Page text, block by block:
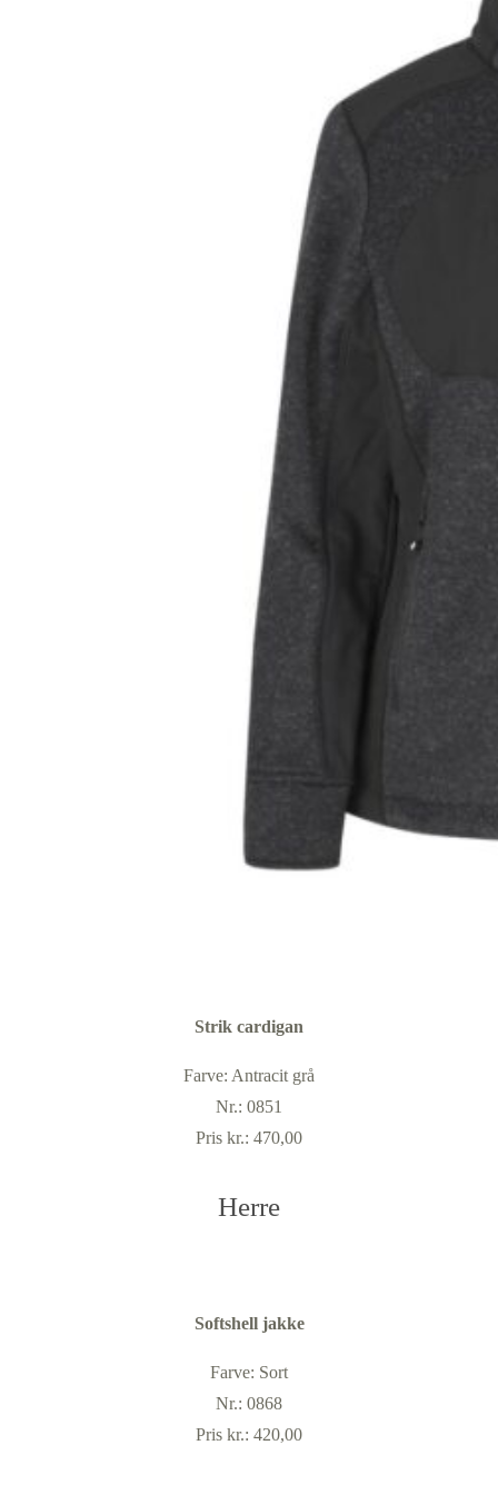
Strik cardigan
Farve: Antracit grå
Nr.: 0851
Pris kr.: 470,00
Herre
Softshell jakke
Farve: Sort
Nr.: 0868
Pris kr.: 420,00